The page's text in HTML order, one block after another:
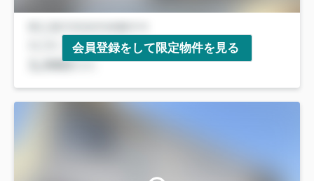
会員登録をして限定物件を見る